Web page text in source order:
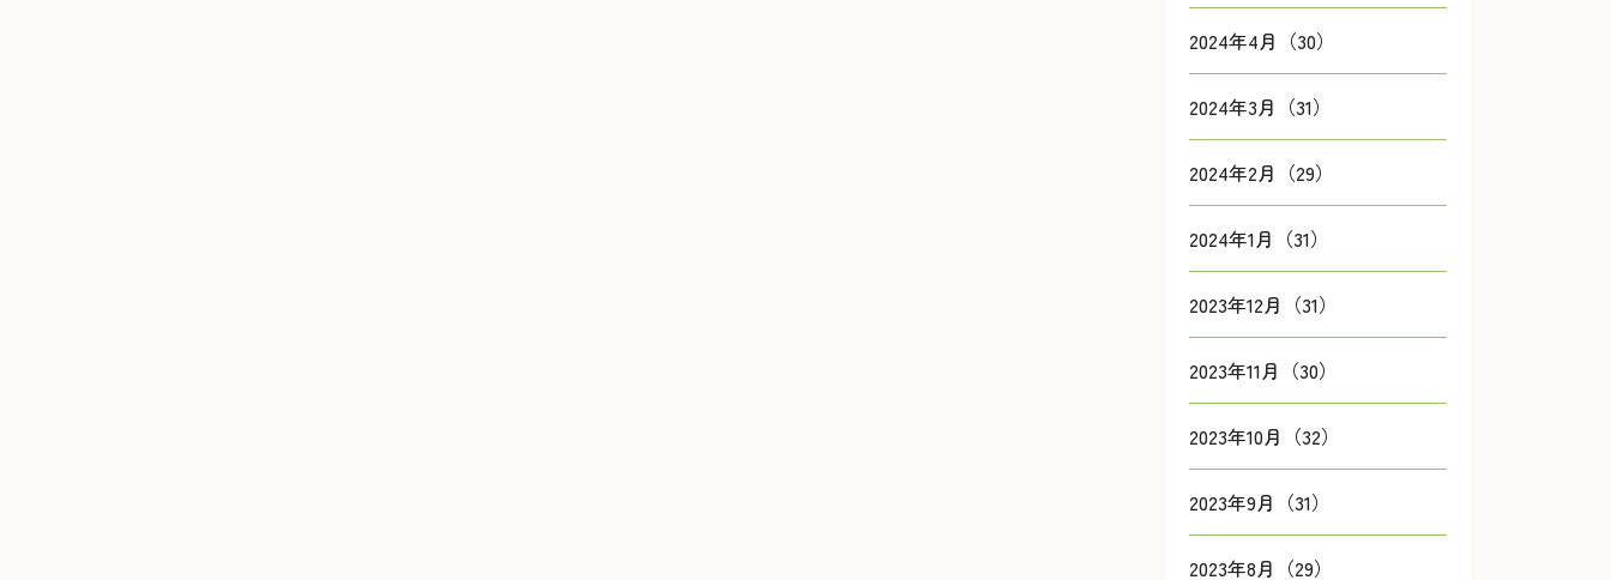
2024年4月（30）
2024年3月（31）
2024年2月（29）
2024年1月（31）
2023年12月（31）
2023年11月（30）
2023年10月（32）
2023年9月（31）
2023年8月（29）